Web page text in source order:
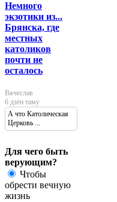
Немного
экзотики из...
Брянска, где
местных
католиков
почти не
осталось
Вячеслав
6 дзён таму
А что Католическая
Церковь ...
Для чего быть
верующим?
Чтобы
обрести вечную
жизнь